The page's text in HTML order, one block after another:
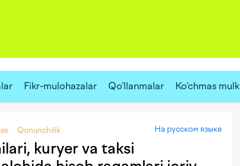
Fikr-mulohazalar Qo‘llanmalar Ko‘chmas mulk
Qonunchilik На русском языке
kuryer va taksi